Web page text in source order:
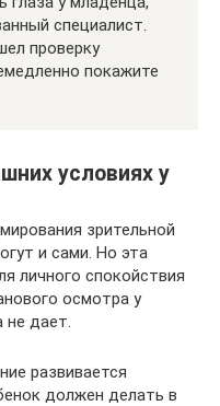
специалист.
проверку
покажите
условиях у
зрительной
и сами. Но эта
личного спокойствия
осмотра у
не дает.
развивается
должен делать в